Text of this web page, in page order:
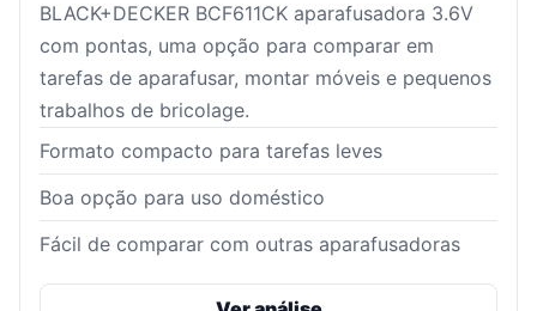
BLACK+DECKER BCF611CK aparafusadora 3.6V
com pontas, uma opção para comparar em
tarefas de aparafusar, montar móveis e pequenos
trabalhos de bricolage.
Formato compacto para tarefas leves
Boa opção para uso doméstico
Fácil de comparar com outras aparafusadoras